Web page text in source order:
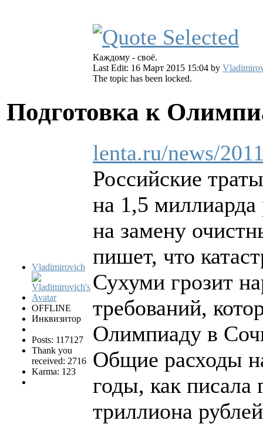
Каждому - своё.
Last Edit: 16 Март 2015 15:04 by
The topic has been locked.
Подготовка к
Vladimirovich
OFFLINE
Инквизитор
Posts: 117127
Thank you
received: 2716
Karma: 123
lenta.ru/news/
Российские
на 1,5 миллиарда
на замену
пишет, что
Сухуми грозит
требований,
Олимпиаду в
Общие расходы
годы, как писала
триллиона